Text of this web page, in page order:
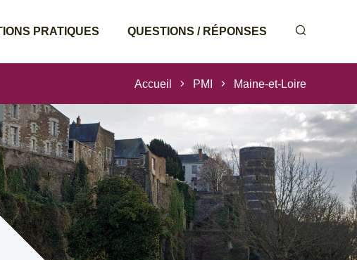
PRATIQUES QUESTIONS / RÉPONSES
Accueil PMI Maine-et-Loire